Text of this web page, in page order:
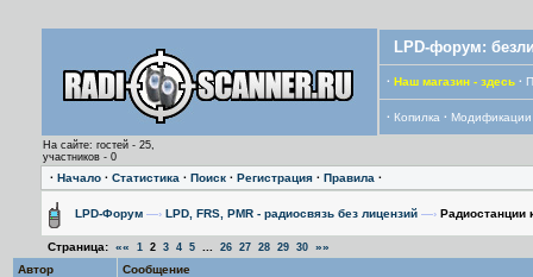
LPD-форум:
· Наш магазин - здесь ·
· Копилка · Модификации
На сайте: гостей - 25,
участников - 0
· Начало · Статистика · Поиск · Регистрация · Правила ·
LPD-Форум —› LPD, FRS, PMR - радиосвязь без лицензий —› Радиостанции
Страница: «« 1 2 3 4 5 26 27 28 29 30 »»
Автор
Сообщение